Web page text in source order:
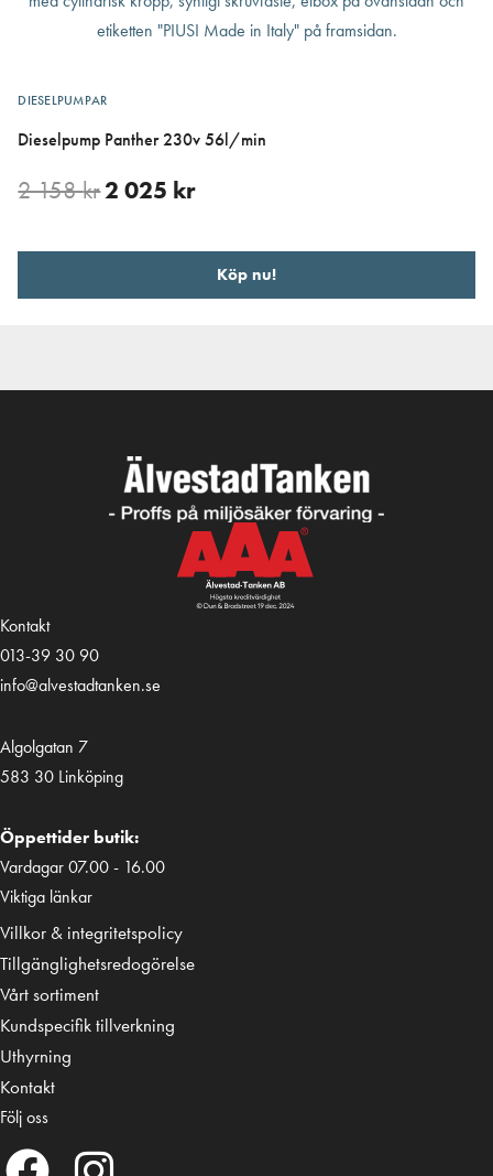
DIESELPUMPAR
Dieselpump Panther 230v 56l/min
2 158kr2 025 kr
Köp nu!
Kontakt
013-39 30 90
info@alvestadtanken.se
Algolgatan 7
583 30 Linköping
Öppettider butik:
Vardagar 07.00 - 16.00
Viktiga länkar
Villkor & integritetspolicy
Tillgänglighetsredogörelse
Vårt sortiment
Kundspecifik tillverkning
Uthyrning
Kontakt
Följ oss